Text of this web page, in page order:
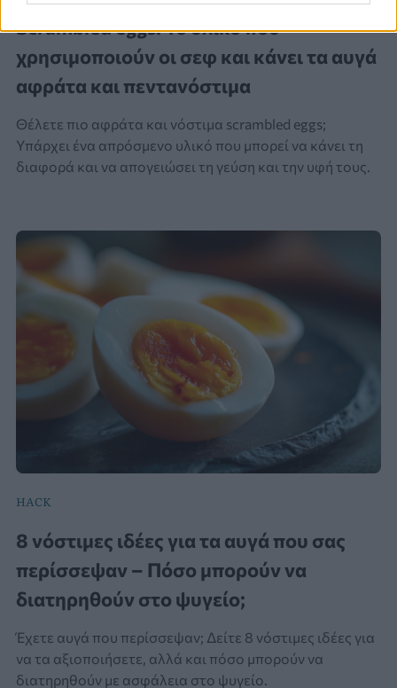
Scrambled eggs: Το υλικό που
χρησιμοποιούν οι σεφ και κάνει τα αυγά
αφράτα και πεντανόστιμα
Θέλετε πιο αφράτα και νόστιμα scrambled eggs;
Υπάρχει ένα απρόσμενο υλικό που μπορεί να κάνει τη
διαφορά και να απογειώσει τη γεύση και την υφή τους.
HACK
8 νόστιμες ιδέες για τα αυγά που σας
περίσσεψαν – Πόσο μπορούν να
διατηρηθούν στο ψυγείο;
Έχετε αυγά που περίσσεψαν; Δείτε 8 νόστιμες ιδέες για
να τα αξιοποιήσετε, αλλά και πόσο μπορούν να
διατηρηθούν με ασφάλεια στο ψυγείο.